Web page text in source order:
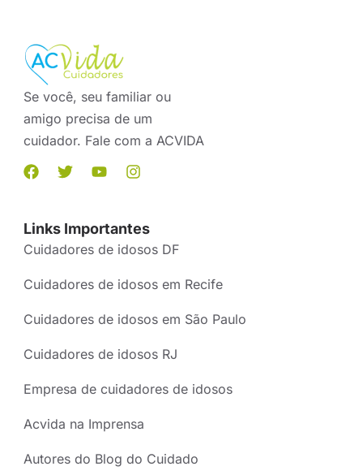
Se você, seu familiar ou
amigo precisa de um
cuidador. Fale com a ACVIDA
Links Importantes
Cuidadores de idosos DF
Cuidadores de idosos em Recife
Cuidadores de idosos em São Paulo
Cuidadores de idosos RJ
Empresa de cuidadores de idosos
Acvida na Imprensa
Autores do Blog do Cuidado